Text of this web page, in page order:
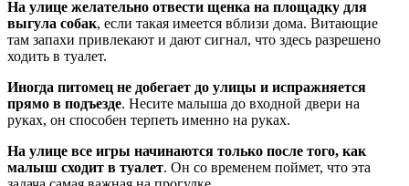
На улице желательно отвести щенка на площадку для
выгула собак, если такая имеется вблизи дома. Витающие
там запахи привлекают и дают сигнал, что здесь разрешено
ходить в туалет.
Иногда питомец не добегает до улицы и испражняется
прямо в подъезде. Несите малыша до входной двери на
руках, он способен терпеть именно на руках.
На улице все игры начинаются только после того, как
малыш сходит в туалет. Он со временем поймет, что эта